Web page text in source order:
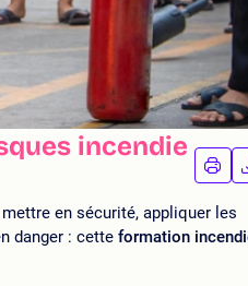
incendie
en sécurité, appliquer les
danger : cette formation